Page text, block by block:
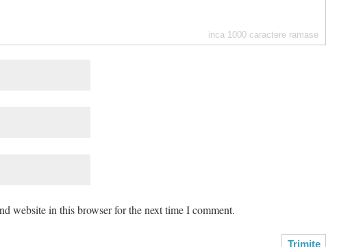
inca 1000 caractere ramase
website in this browser for the next time I comment.